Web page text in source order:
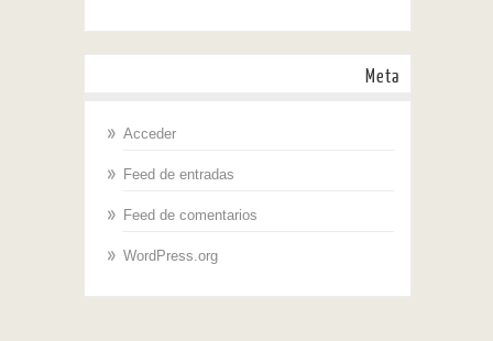
Meta
Acceder
Feed de entradas
Feed de comentarios
WordPress.org